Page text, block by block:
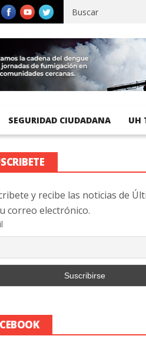
registra 92 % de avance en
SEGURIDAD CIUDADANA UH
y recibe las noticias de
correo electrónico.